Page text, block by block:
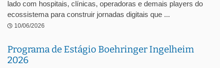
lado com hospitais, clínicas, operadoras e demais players do
ecossistema para construir jornadas digitais que ...
10/06/2026
Programa de Estágio Boehringer Ingelheim
2026